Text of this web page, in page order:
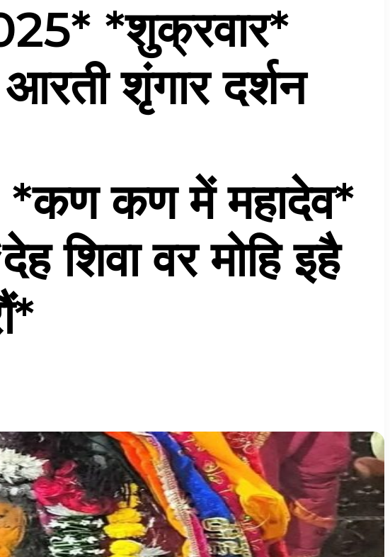
*शुक्रवार*
शृंगार दर्शन
कण में महादेव*
शिवा वर मोहि इहै